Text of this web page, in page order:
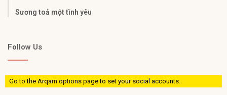
Sương toả một tình yêu
Follow Us
Go to the Arqam options page to set your social accounts.